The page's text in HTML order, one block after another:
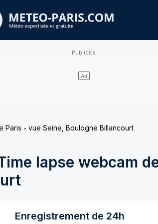
Paris - vue Seine, Boulogne Billancourt
lapse webcam
Enregistrement de 24h